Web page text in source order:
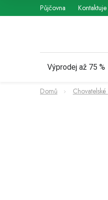
na
Půjčovna Kontaktuje
Výprodej až 75 %
Domů